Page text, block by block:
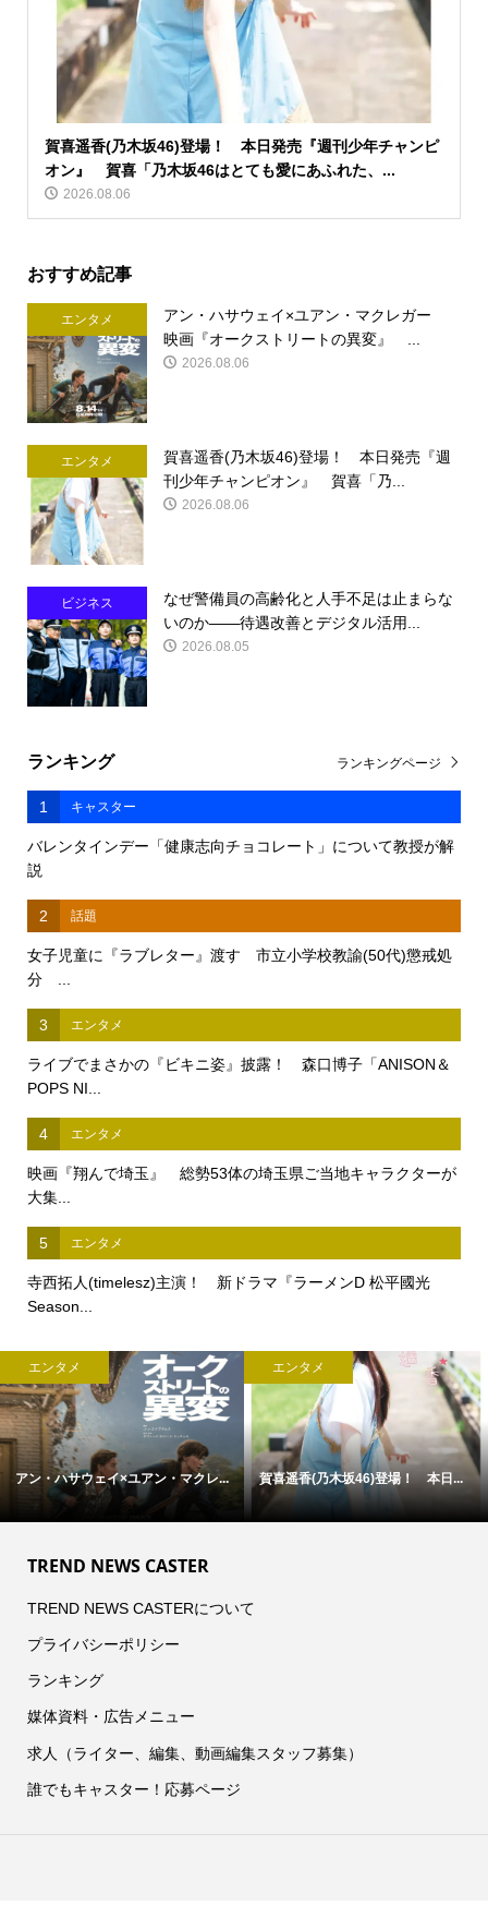
賀喜遥香(乃木坂46)登場！ 本日発売『週刊少年チャンピ
オン』 賀喜「乃木坂46はとても愛にあふれた、...
2026.08.06
おすすめ記事
エンタメ
アン・ハサウェイ×ユアン・マクレガー
映画『オークストリートの異変』 ...
2026.08.06
エンタメ
賀喜遥香(乃木坂46)登場！ 本日発売『週
刊少年チャンピオン』 賀喜「乃...
2026.08.06
ビジネス
なぜ警備員の高齢化と人手不足は止まらな
いのか――待遇改善とデジタル活用...
2026.08.05
ランキング
1 キャスター
バレンタインデー「健康志向チョコレート」について教授が解
説
2 話題
女子児童に『ラブレター』渡す 市立小学校教諭(50代)懲戒処
分 ...
3 エンタメ
ライブでまさかの『ビキニ姿』披露！ 森口博子「ANISON＆
POPS NI...
4 エンタメ
映画『翔んで埼玉』 総勢53体の埼玉県ご当地キャラクターが
大集...
5 エンタメ
寺西拓人(timelesz)主演！ 新ドラマ『ラーメンD 松平國光
Season...
ランキングページ
エンタメ
アン・ハサウェイ×ユアン・マクレ...
エンタメ
賀喜遥香(乃木坂46)登場！ 本日...
TREND NEWS CASTER
TREND NEWS CASTERについて
プライバシーポリシー
ランキング
媒体資料・広告メニュー
求人（ライター、編集、動画編集スタッフ募集）
誰でもキャスター！応募ページ